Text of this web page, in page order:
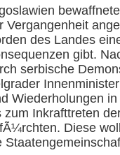
Vergangenheit
des Landes
gibt.
serbische
Wiederholungen
zum Inkrafttreten
Diese